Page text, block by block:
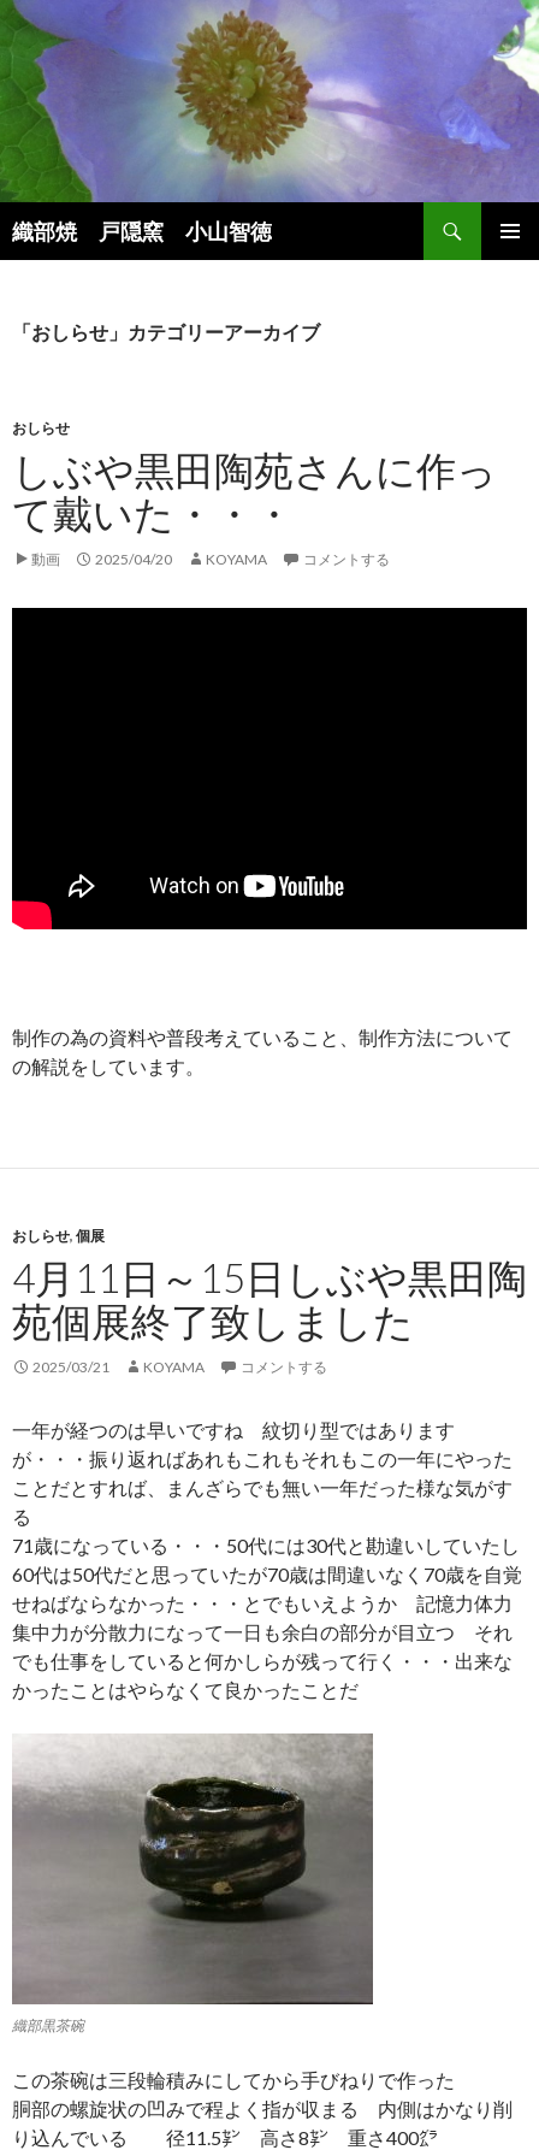
織部焼 戸隠窯 小山智徳
検
索
ン
キ
ッ
プ
「おしらせ」カテゴリーアーカイブ
おしらせ
しぶや黒田陶苑さんに作っ
て戴いた・・・
動画 2025/04/20 KOYAMA コメントする
制作の為の資料や普段考えていること、制作方法について
の解説をしています。
おしらせ, 個展
4月11日～15日しぶや黒田陶
苑個展終了致しました
2025/03/21 KOYAMA コメントする
一年が経つのは早いですね 紋切り型ではあります
が・・・振り返ればあれもこれもそれもこの一年にやった
ことだとすれば、まんざらでも無い一年だった様な気がす
る
71歳になっている・・・50代には30代と勘違いしていたし
60代は50代だと思っていたが70歳は間違いなく70歳を自覚
せねばならなかった・・・とでもいえようか 記憶力体力
集中力が分散力になって一日も余白の部分が目立つ それ
でも仕事をしていると何かしらが残って行く・・・出来な
かったことはやらなくて良かったことだ
織部黒茶碗
この茶碗は三段輪積みにしてから手びねりで作った
胴部の螺旋状の凹みで程よく指が収まる 内側はかなり削
り込んでいる 径11.5㌢ 高さ8㌢ 重さ400㌘